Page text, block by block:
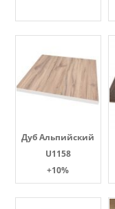
Дуб Альпийский
U1158
+10%